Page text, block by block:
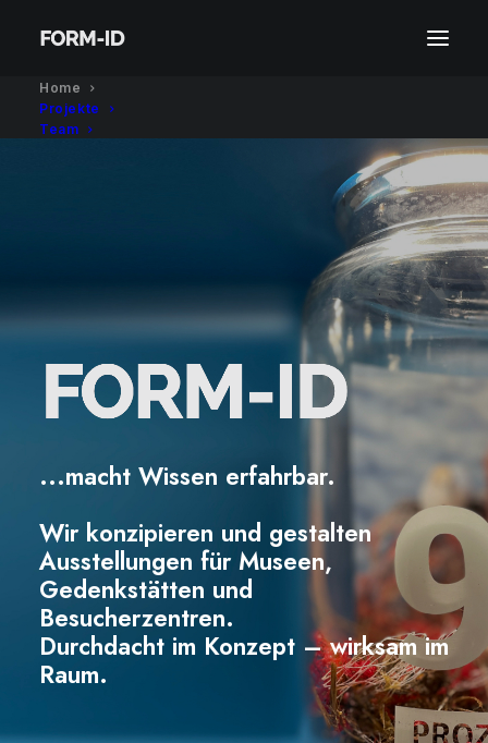
Home
Projekte
Team
...macht Wissen erfahrbar.
Wir konzipieren und gestalten
Ausstellungen für Museen,
Gedenkstätten und
Besucherzentren.
Durchdacht im Konzept – wirksam im
Raum.